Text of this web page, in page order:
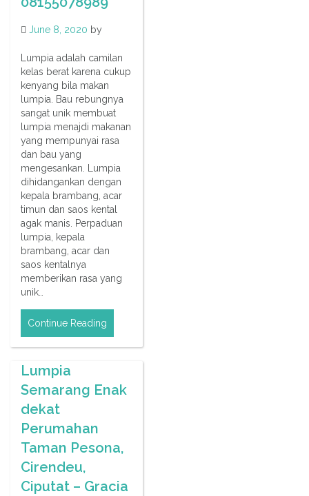
June 8, 2020 by
Lumpia adalah camilan
kelas berat karena cukup
kenyang bila makan
lumpia. Bau rebungnya
sangat unik membuat
lumpia menajdi makanan
yang mempunyai rasa
dan bau yang
mengesankan. Lumpia
dihidangankan dengan
kepala brambang, acar
timun dan saos kental
agak manis. Perpaduan
lumpia, kepala
brambang, acar dan
saos kentalnya
memberikan rasa yang
unik…
Continue Reading
Lumpia
Semarang Enak
dekat
Perumahan
Taman Pesona,
Cirendeu,
Ciputat – Gracia